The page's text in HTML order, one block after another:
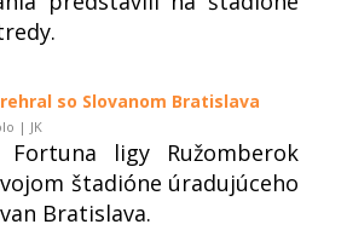
so Slovanom Bratislava
| JK
ligy Ružomberok
štadióne úradujúceho
Bratislava.